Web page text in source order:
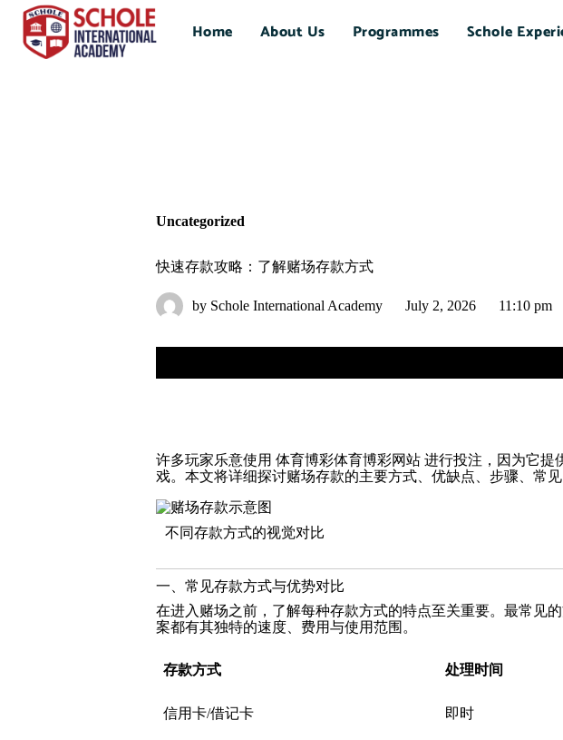
Home About Us Programmes Schole
Uncategorized
快速存款攻略：了解赌场存款方式
by Schole International Academy July 2, 2026 11:10 pm
许多玩家乐意使用 体育博彩体育博彩网站 进行投注，因为它提
戏。本文将详细探讨赌场存款的主要方式、优缺点、步骤、常
不同存款方式的视觉对比
一、常见存款方式与优势对比
在进入赌场之前，了解每种存款方式的特点至关重要。最常
案都有其独特的速度、费用与使用范围。
存款方式 处理时间
信用卡/借记卡 即时